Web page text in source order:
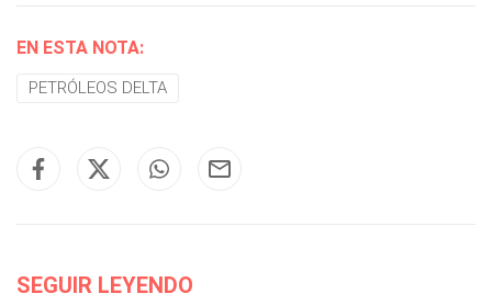
EN ESTA NOTA:
PETRÓLEOS DELTA
SEGUIR LEYENDO